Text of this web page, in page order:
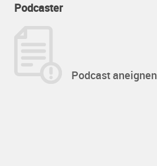
Podcaster
Podcast aneignen